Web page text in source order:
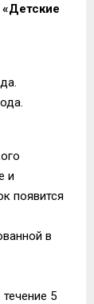
и
появится
в
5